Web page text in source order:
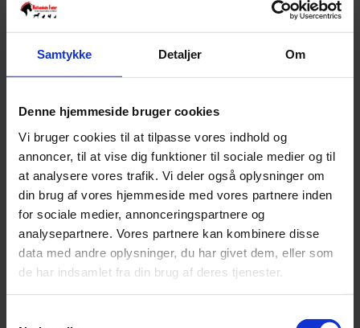
Samtykke Detaljer Om
Denne hjemmeside bruger cookies
Vi bruger cookies til at tilpasse vores indhold og
annoncer, til at vise dig funktioner til sociale medier og til
at analysere vores trafik. Vi deler også oplysninger om
din brug af vores hjemmeside med vores partnere inden
for sociale medier, annonceringspartnere og
analysepartnere. Vores partnere kan kombinere disse
data med andre oplysninger, du har givet dem, eller som
de har indsamlet fra din brug af deres tjenester.
Også degus, ørkenrotter og hamstere kan have glæde af at tage
sandbad.
Kun 2 tilbage på lager
Varekategori:Kanin & Gnaver, Stald/fold
Varebeskrivelse Produktinformation
Brugsanvisning:
Bad din chinchilla mindst tre gange om ugen. Ved høj luftfugtighed
og høje temperaturer bør badning foretages hver dag.
Hæld sand i støvbadet 3-5 cm tykt
Badetiden er cirka 30 minutter
Udskift sandet helt efter det er blevet snavset
SKU
4602533782239
Weight 1,3 kg